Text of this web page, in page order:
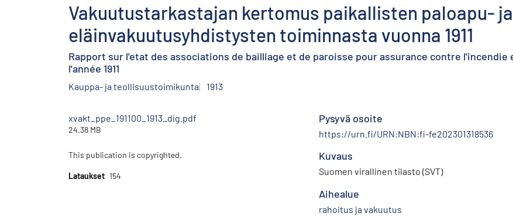
Vakuutustarkastajan kertomus paikallisten paloapu- ja
eläinvakuutusyhdistysten toiminnasta vuonna 1911
Rapport sur l'etat des associations de bailliage et de paroisse pour assurance contre
l'année 1911
Kauppa- ja teollisuustoimikunta 1913
xvakt_ppe_191100_1913_dig.pdf
24.38 MB
This publication is copyrighted.
Lataukset 154
Pysyvä osoite
https://urn.fi/URN:NBN:fi-fe202301318536
Kuvaus
Suomen virallinen tilasto (SVT)
Aihealue
rahoitus ja vakuutus